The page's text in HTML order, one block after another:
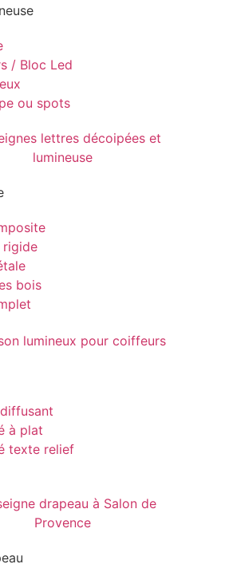
/ Bloc Led
ou spots
rigide
bois
à plat
texte relief